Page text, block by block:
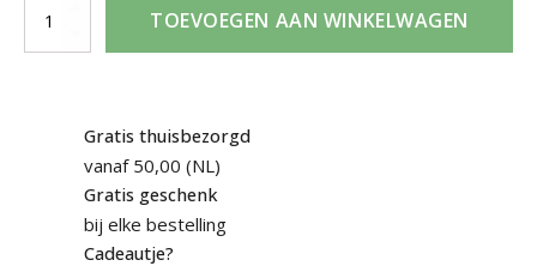
D'Orsay
TOEVOEGEN AAN WINKELWAGEN
Gratis thuisbezorgd
vanaf 50,00 (NL)
Gratis geschenk
bij elke bestelling
Cadeautje?